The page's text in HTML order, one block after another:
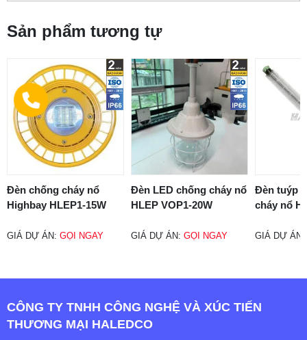
Sản phẩm tương tự
Đèn chống cháy nổ
Highbay HLEP1-15W
GIÁ DỰ ÁN: GỌI NGAY
Đèn LED chống cháy nổ
HLEP VOP1-20W
GIÁ DỰ ÁN:GỌI NGAY
Đèn tuýp
cháy nổ
GIÁ DỰ
CÔNG TY TNHH CÔNG NGHỆ VÀ XÚC TIẾN
THƯƠNG MẠI HALEDCO